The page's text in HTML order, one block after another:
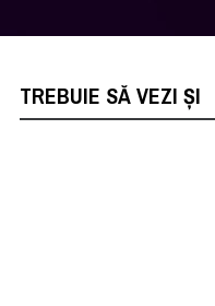
TREBUIE SĂ VEZI ȘI